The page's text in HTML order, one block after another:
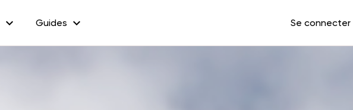
expand_more Guides expand_more Se connecter